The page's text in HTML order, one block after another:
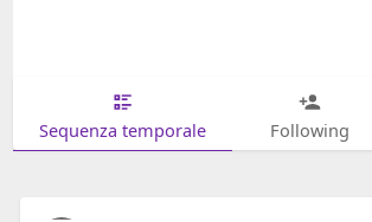
Sequenza temporale Following